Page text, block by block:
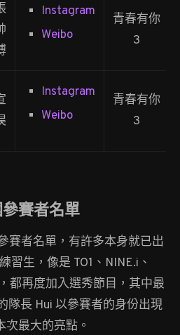
Instagram
Weibo
青春有你
3
Instagram
Weibo
青春有你
3
賽者名單
賽者名單，有許多本身就已出
習生，像是 TO1、NINE.i、
都再度加入選秀節目，其中最
隊長 Hui 以參賽者的身份出現
最大的亮點。